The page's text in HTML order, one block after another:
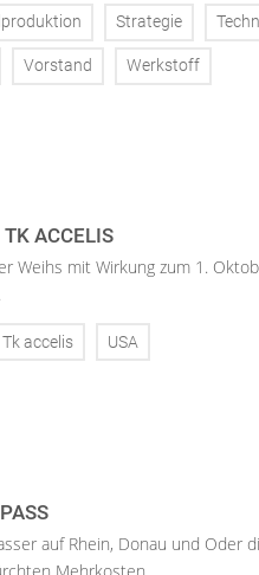
Strategie
Vorstand Werkstoff
TK ACCELIS
Weihs mit Wirkung zum 1.
Tk accelis USA
auf Rhein, Donau und Oder